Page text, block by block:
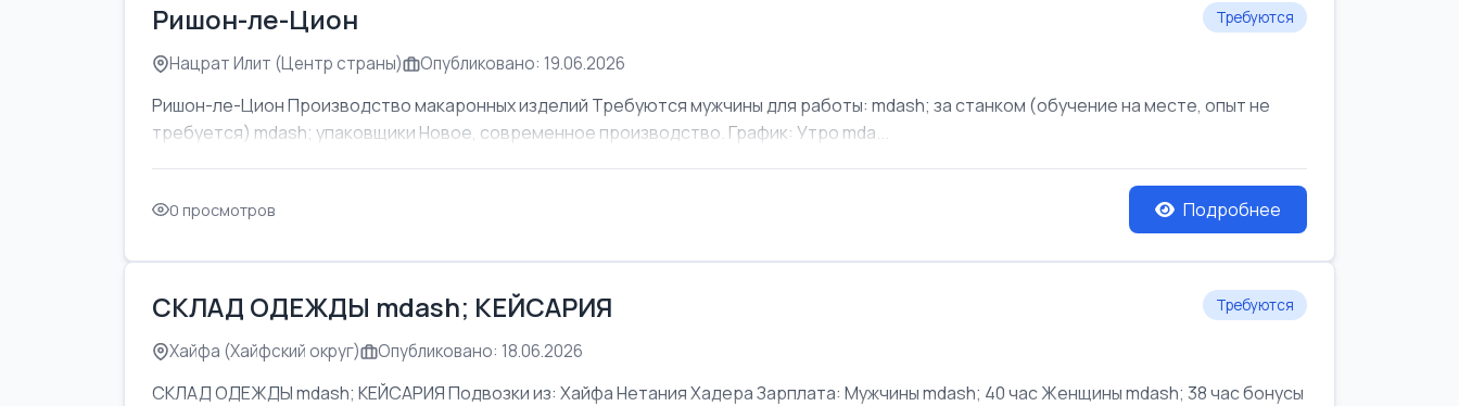
Ришон-ле-Цион Требуются
Нацрат Илит (Центр страны) Опубликовано: 19.06.2026
Ришон-ле-Цион Производство макаронных изделий Требуются мужчины для работы: mdash; за станком (обучение на месте, опыт не
требуется) mdash; упаковщики Новое, современное производство. График: Утро mda...
0 просмотров Подробнее
СКЛАД ОДЕЖДЫ mdash; КЕЙСАРИЯ Требуются
Хайфа (Хайфский округ) Опубликовано: 18.06.2026
СКЛАД ОДЕЖДЫ mdash; КЕЙСАРИЯ Подвозки из: Хайфа Нетания Хадера Зарплата: Мужчины mdash; 40 час Женщины mdash; 38 час бонусы